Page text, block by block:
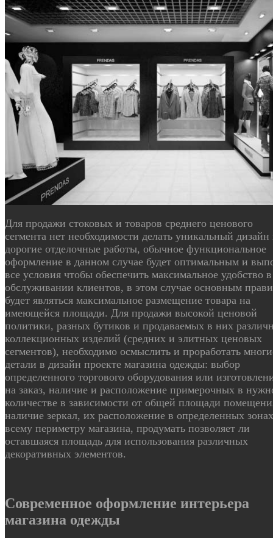
Для продажи стоковых и товаров среднего ценового
сегмента нет необходимости делать уникальный дизайн
дорогие отделочные работы, обычное функциональное
оформление в данном случае будет оптимальным и
все условия чтобы обеспечить максимальное удобство в
обслуживании клиентов, в этом случае основным
будет являться максимальное размещение товара на
имеющейся площади. Для продажи высокой ценовой
политики, разных бутиков и продаваемых в них
коллекционных изделий (средних и элитных ценовых
сегментов), необходимо осмыслить и проработать
детали в дизайн проекте магазина одежды: выбор
определенного торгового оборудования или
на заказ, наличие и расположение примерочных в
количестве в зависимости от общей площади
наличие зеркал, их расположение в определенных
всему периметру магазина, продумать позволяет ли
оставшаяся площадь для использования различных
декоративных элементов.
Современное оформление интерьера
магазина одежды